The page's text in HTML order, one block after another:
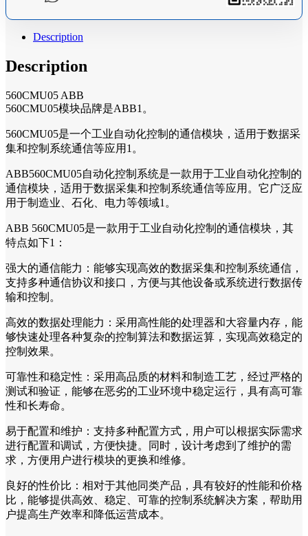
Description
Description
560CMU05 ABB
560CMU05模块品牌是ABB1。
560CMU05是一个工业自动化控制的通信模块，适用于数据采
集和控制系统通信等应用1。
ABB560CMU05自动化控制系统是一款用于工业自动化控制的
通信模块，适用于数据采集和控制系统通信等应用。它广泛应
用于制造业、石化、电力等领域1。
ABB 560CMU05是一款用于工业自动化控制的通信模块，其
特点如下1：
强大的通信能力：能够实现高效的数据采集和控制系统通信，
支持多种通信协议和接口，方便与其他设备或系统进行数据传
输和控制。
高效的数据处理能力：采用高性能的处理器和大容量内存，能
够快速处理各种复杂的控制算法和数据运算，实现高效稳定的
控制效果。
可靠性和稳定性：采用高品质的材料和制造工艺，经过严格的
测试和验证，能够在恶劣的工业环境中稳定运行，具有高可靠
性和长寿命。
易于配置和维护：支持多种配置方式，用户可以根据实际需求
进行配置和调试，方便快捷。同时，设计考虑到了维护的需
求，方便用户进行模块的更换和维修。
良好的性价比：相对于其他同类产品，具有较好的性能和价格
比，能够提供高效、稳定、可靠的控制系统解决方案，帮助用
户提高生产效率和降低运营成本。